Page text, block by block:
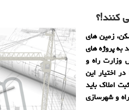
كنند!؟
زمین های
به پروژه های
وزارت راه و
اختیار این
املاک باید
و شهرسازی